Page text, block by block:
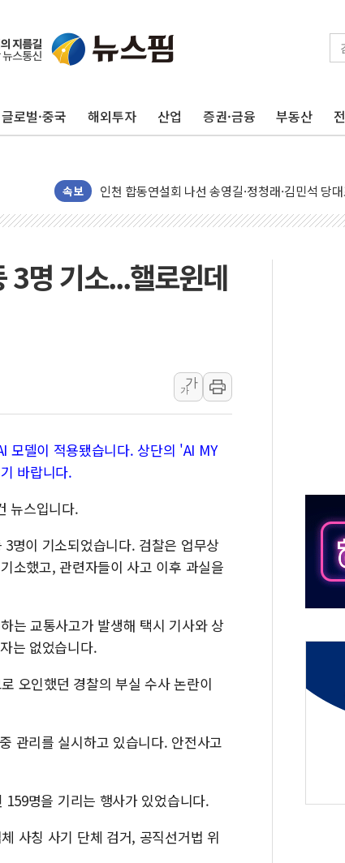
글로벌·중국 해외투자 산업 증권·금융 부동산
속보
울진·영덕 '호우특보'-포항 '산사태 주의보'...경
[종합] 김민석, 정청래에 '0.86%p' 차 재역전 성
김민석, 2주차 제주·인천 경선서 정청래에 승리
인사하는 김민석 당대표 후보
[속보] 민주, 인천 경선 결과 발표...김민석
[속보] 민주, 제주 경선 결과 발표...김민석
폐기물 수거하다 참변…60대 환경미화원 수거차
서울 중랑구 주택가서 흉기 난동…60대 남성 2명
여수 오동도 인근 해상서 모터보트 전복…1명 사망
인천서 말다툼 중 어머니 흉기 살해 10대 아들 체
'화합' 꺼낸 김민석에 '뻔뻔' 받아친 정청래…제주
李대통령, ISA 개편 재검토 지시…與 "적극 환영
3명 기소...핼로윈데
가
가
모델이 적용됐습니다. 상단의 'AI MY
바랍니다.
뉴스입니다.
명이 기소되었습니다. 검찰은 업무상
소했고, 관련자들이 사고 이후 과실을
는 교통사고가 발생해 택시 기사와 상
는 없었습니다.​
오인했던 경찰의 부실 수사 논란이
관리를 실시하고 있습니다. 안전사고
명을 기리는 행사가 있었습니다.​
사칭 사기 단체 검거, 공직선거법 위